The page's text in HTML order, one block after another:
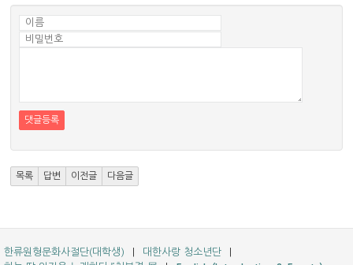
댓글등록
목록 답변 이전글 다음글
한류원형문화사절단(대학생)
대한사랑 청소년단